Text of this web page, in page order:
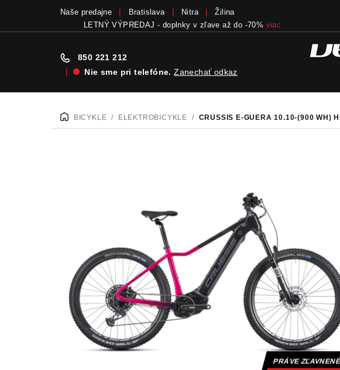
Naše predajne Bratislava Nitra Žilina
Bicykle a elektrobicykle SCOTT teraz skladom viac
850 221 212
|
Nie sme pri telefóne.Zanechať odkaz
DOMOVBICYKLE / ELEKTROBICYKLE / CRUSSIS E-GUERA 10.10-(900 WH)
PRÁVE